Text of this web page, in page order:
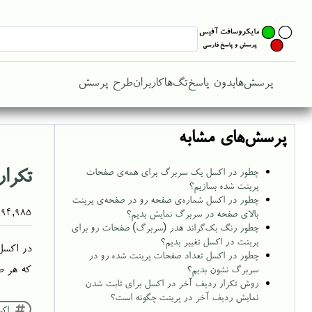
پرسش‌هابدون پاسختگ‌هاکاربرانطرح پرسش
پرسش‌های مشابه
چطور در اکسل یک سربرگ برای همه‌ی صفحات
پرینت شده بسازیم؟
چطور در اکسل شماره‌ی صفحه رو در صفحه‌ی پرینت
بالای صفحه در سربرگ نمایش بدیم؟
چطور رنگ بک‌گراند هدر (سربرگ) صفحات رو برای
پرینت در اکسل تغییر بدیم؟
چطور در اکسل تعداد صفحات پرینت شده رو در
سربرگ نشون بدیم؟
روش تکرار ردیف آخر در اکسل برای ثابت شدن
نمایش ردیف آخر در پرینت چگونه است؟
در
که هر